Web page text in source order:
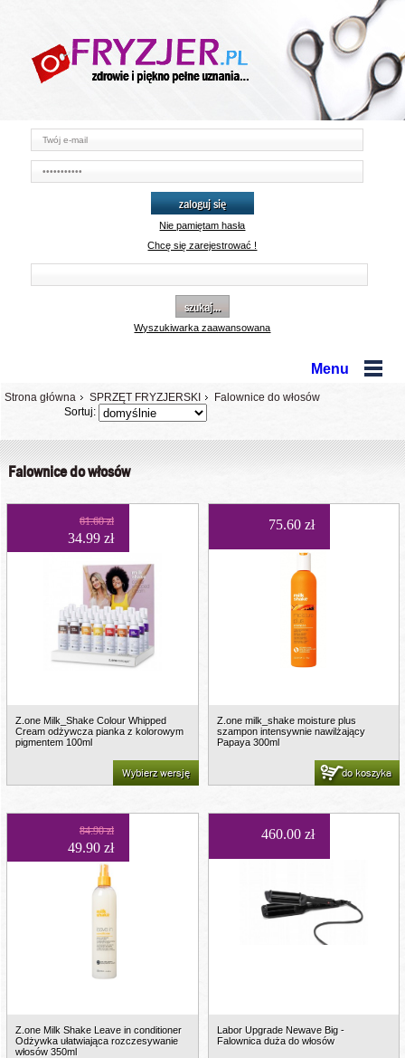
zaloguj się
Nie pamiętam hasła
Chcę się zarejestrować !
szukaj...
Wyszukiwarka zaawansowana
Menu
Strona główna SPRZĘT FRYZJERSKI
Falownice do włosów
Sortuj:
Falownice do włosów
61.60 zł
34.99 zł
Z.one Milk_Shake Colour Whipped
Cream odżywcza pianka z kolorowym
pigmentem 100ml
Wybierz wersję
75.60 zł
Z.one milk_shake moisture plus
szampon intensywnie nawilżający
Papaya 300ml
do koszyka
84.90 zł
49.90 zł
Z.one Milk Shake Leave in conditioner
Odżywka ułatwiająca rozczesywanie
włosów 350ml
460.00 zł
Labor Upgrade Newave Big -
Falownica duża do włosów